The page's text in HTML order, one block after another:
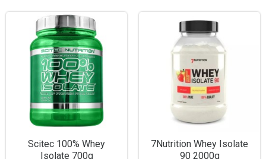
Scitec 100% Whey
Isolate 700g
7Nutrition Whey Isolate
90 2000g